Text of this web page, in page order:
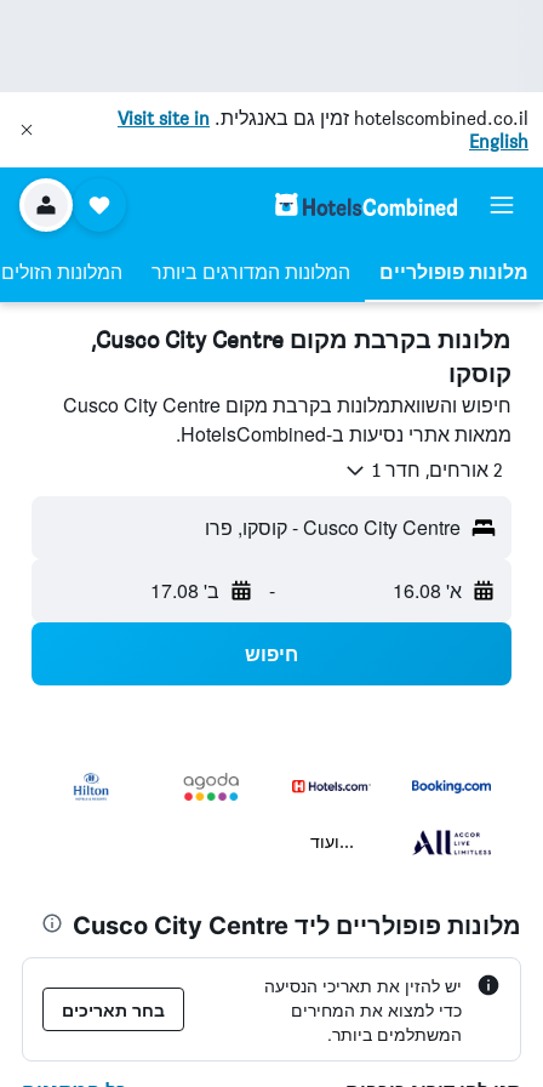
hotelscombined.co.il זמין גם באנגלית. Visit site in
English
מלונות פופולריים המלונות המדורגים ביותר המלונות
מלונות בקרבת מקום Cusco City Centre,
קוסקו
חיפוש והשוואתמלונות בקרבת מקום Cusco City Centre
ממאות אתרי נסיעות ב-HotelsCombined.
2 אורחים, חדר 1
Cusco City Centre - קוסקו, פרו
א' 16.08 - ב' 17.08
חיפוש
...ועוד
מלונות פופולריים ליד Cusco City Centre
יש להזין את תאריכי הנסיעה
כדי למצוא את המחירים
המשתלמים ביותר.
בחר תאריכים